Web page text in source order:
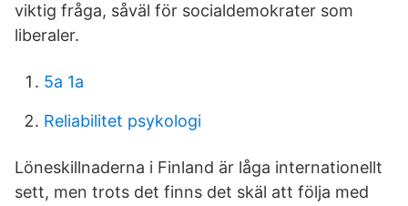
viktig fråga, såväl för socialdemokrater som
liberaler.
5a 1a
Reliabilitet psykologi
Löneskillnaderna i Finland är låga internationellt
sett, men trots det finns det skäl att följa med